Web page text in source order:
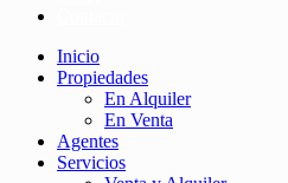
Inicio
Propiedades
En Alquiler
En Venta
Agentes
Servicios